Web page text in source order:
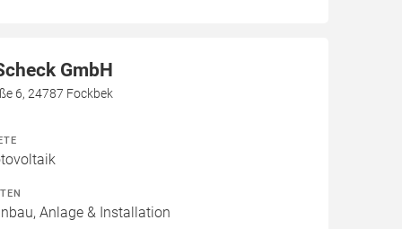
GmbH
6, 24787 Fockbek
Anlage & Installation